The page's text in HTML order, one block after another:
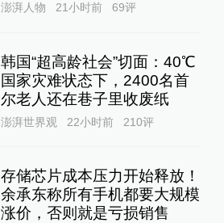
澎湃人物 21小时前 69评
韩国“超高龄社会”切面：40℃
国家灾难状态下，2400名首
尔老人还在巷子里收废纸
澎湃世界观 22小时前 210评
存储芯片成本压力开始释放！
余承东称所有手机都要大规模
涨价，否则就是亏损销售